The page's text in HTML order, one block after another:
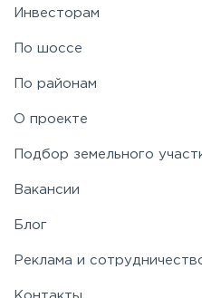
Таракановское
Щелковское
Инвесторам
По шоссе
По районам
О проекте
Подбор земельного
Вакансии
Блог
Реклама и